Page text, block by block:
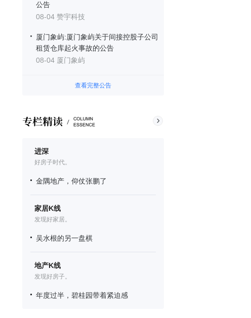
公告
08-04 赞宇科技
厦门象屿:厦门象屿关于间接控股子公司
租赁仓库起火事故的公告
08-04 厦门象屿
查看完整公告
进深
好房子时代。
金隅地产，仰仗张鹏了
家居K线
发现好家居。
吴水根的另一盘棋
地产K线
发现好房子。
年度过半，碧桂园带着紧迫感